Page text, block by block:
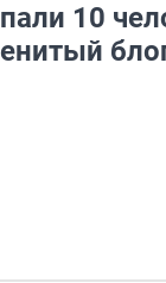
10